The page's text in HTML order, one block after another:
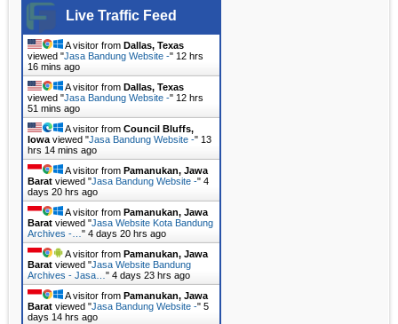
Live Traffic Feed
A visitor from Dallas, Texas
viewed "Jasa Bandung Website -" 12 hrs
16 mins ago
A visitor from Dallas, Texas
viewed "Jasa Bandung Website -" 12 hrs
51 mins ago
A visitor from Council Bluffs,
Iowa viewed "Jasa Bandung Website -" 13
hrs 14 mins ago
A visitor from Pamanukan, Jawa
Barat viewed "Jasa Bandung Website -" 4
days 20 hrs ago
A visitor from Pamanukan, Jawa
Barat viewed "Jasa Website Kota Bandung
Archives -… " 4 days 20 hrs ago
A visitor from Pamanukan, Jawa
Barat viewed "Jasa Website Bandung
Archives - Jasa… " 4 days 23 hrs ago
A visitor from Pamanukan, Jawa
Barat viewed "Jasa Bandung Website -" 5
days 14 hrs ago